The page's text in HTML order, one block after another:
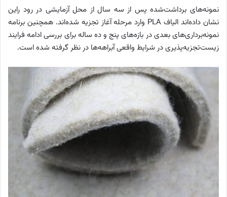
نمونه‌های برداشت‌شده پس از سه سال از محل آزمایشی در رود راین
نشان داده‌اند الیاف PLA وارد مرحله آغاز تجزیه شده‌اند. همچنین برنامه
نمونه‌برداری‌های بعدی در بازه‌های پنج و ده ساله برای بررسی ادامه فرایند
زیست‌تجزیه‌پذیری در شرایط واقعی آبراهه‌ها در نظر گرفته شده است.